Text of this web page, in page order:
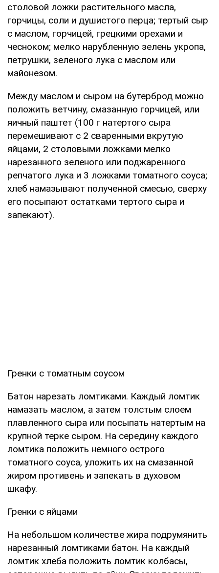
столовой ложки растительного масла,
горчицы, соли и душистого перца; тертый сыр
с маслом, горчицей, грецкими орехами и
чесноком; мелко нарубленную зелень укропа,
петрушки, зеленого лука с маслом или
майонезом.
Между маслом и сыром на бутерброд можно
положить ветчину, смазанную горчицей, или
яичный паштет (100 г натертого сыра
перемешивают с 2 сваренными вкрутую
яйцами, 2 столовыми ложками мелко
нарезанного зеленого или поджаренного
репчатого лука и 3 ложками томатного соуса;
хлеб намазывают полученной смесью, сверху
его посыпают остатками тертого сыра и
запекают).
Гренки с томатным соусом
Батон нарезать ломтиками. Каждый ломтик
намазать маслом, а затем толстым слоем
плавленного сыра или посыпать натертым на
крупной терке сыром. На середину каждого
ломтика положить немного острого
томатного соуса, уложить их на смазанной
жиром противень и запекать в духовом
шкафу.
Гренки с яйцами
На небольшом количестве жира подрумянить
нарезанный ломтиками батон. На каждый
ломтик хлеба положить ломтик колбасы,